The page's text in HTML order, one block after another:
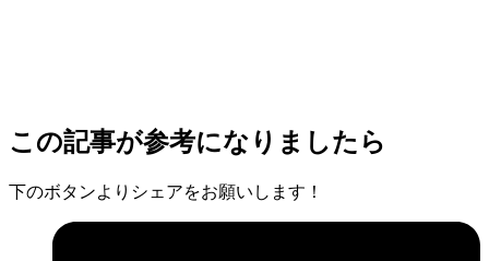
この記事が参考になりましたら
下のボタンよりシェアをお願いします！